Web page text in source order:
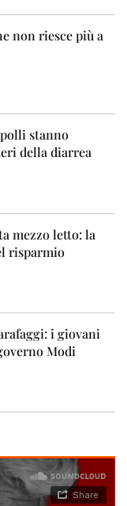
non riesce più a
stanno
della diarrea
mezzo letto: la
risparmio
i giovani
Modi